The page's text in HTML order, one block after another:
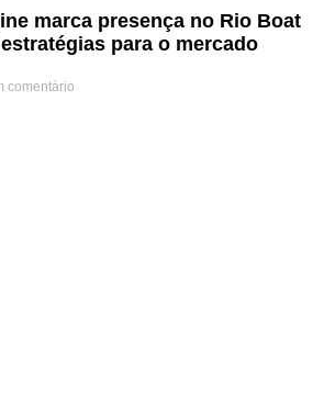
marca presença no Rio Boat
para o mercado
comentário